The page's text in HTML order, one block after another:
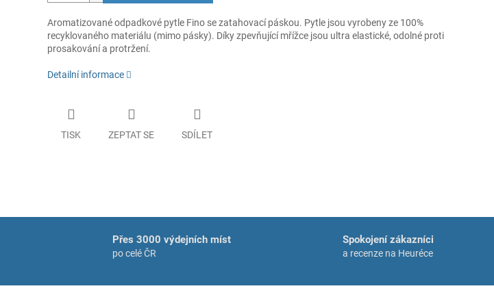
Aromatizované odpadkové pytle Fino se zatahovací páskou. Pytle jsou vyrobeny ze 100%
recyklovaného materiálu (mimo pásky). Díky zpevňující mřížce jsou ultra elastické, odolné proti
prosakování a protržení.
Detailní informace
TISK ZEPTAT SE SDÍLET
Přes 3000 výdejních míst
po celé ČR
Spokojení zákazníci
a recenze na Heuréce